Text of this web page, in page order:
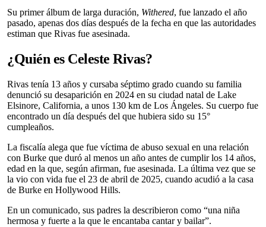
Su primer álbum de larga duración, Withered, fue lanzado el año
pasado, apenas dos días después de la fecha en que las autoridades
estiman que Rivas fue asesinada.
¿Quién es Celeste Rivas?
Rivas tenía 13 años y cursaba séptimo grado cuando su familia
denunció su desaparición en 2024 en su ciudad natal de Lake
Elsinore, California, a unos 130 km de Los Ángeles. Su cuerpo fue
encontrado un día después del que hubiera sido su 15°
cumpleaños.
La fiscalía alega que fue víctima de abuso sexual en una relación
con Burke que duró al menos un año antes de cumplir los 14 años,
edad en la que, según afirman, fue asesinada. La última vez que se
la vio con vida fue el 23 de abril de 2025, cuando acudió a la casa
de Burke en Hollywood Hills.
En un comunicado, sus padres la describieron como “una niña
hermosa y fuerte a la que le encantaba cantar y bailar”.